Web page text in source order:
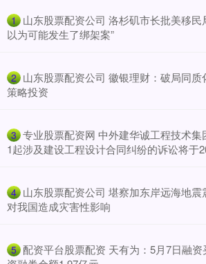
1 山东股票配资公司 洛杉矶市长批美移民
以为可能发生了绑架案”
2 山东股票配资公司 徽银理财：破局同
策略投资
3 专业股票配资网 中外建华诚工程技术集
1起涉及建设工程设计合同纠纷的诉讼将于
4 山东股票配资公司 堪察加东岸远海地震
对我国造成灾害性影响
5 配资平台股票配资 天有为：5月7日融